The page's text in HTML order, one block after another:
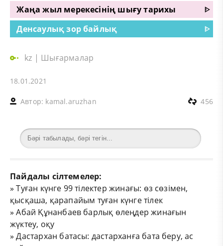
Жаңа жыл мерекесінің шығу тарихы
ᐈ
Денсаулық зор байлық
ᐈ
kz | Шығармалар
18.01.2021
Автор: kamal.aruzhan 456
Пайдалы сілтемелер:
»Туған күнге 99 тілектер жинағы: өз сөзімен,
қысқаша, қарапайым туған күнге тілек
»Абай Құнанбаев барлық өлеңдер жинағын
жүктеу, оқу
»Дастархан батасы: дастарханға бата беру, ас